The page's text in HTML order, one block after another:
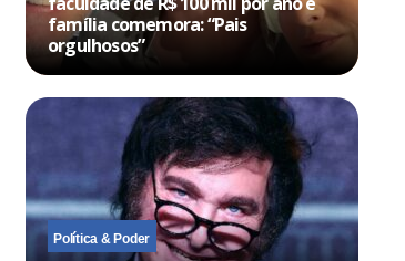
família comemora: “Pais
orgulhosos”
Política & Poder